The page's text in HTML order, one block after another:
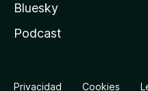
Bluesky
Podcast
Privacidad Cookies